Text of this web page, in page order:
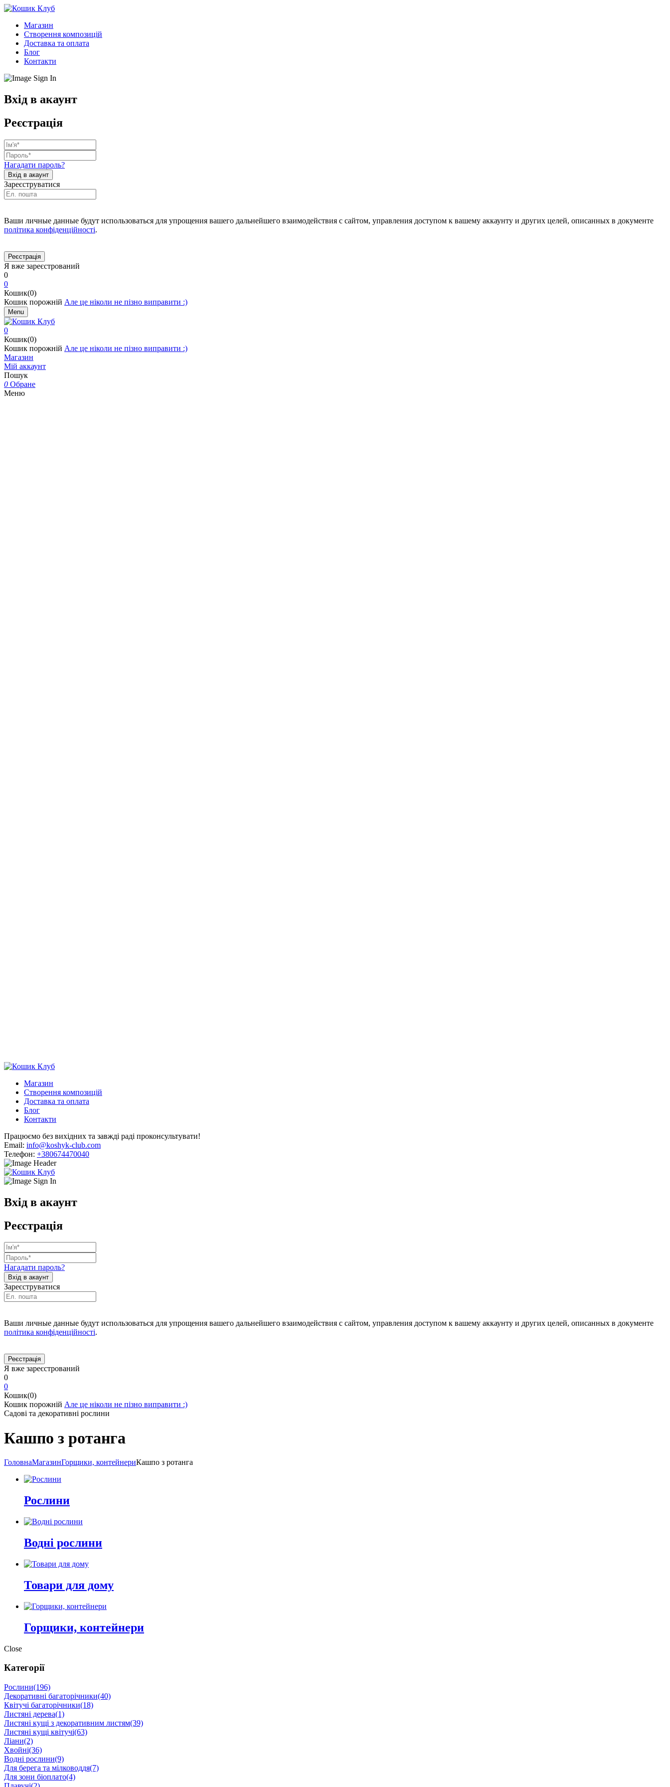
Магазин
Створення композицій
Доставка та оплата
Блог
Контакти
Вхід в акаунт
Реєстрація
Нагадати пароль?
Зареєструватися
Ваши личные данные будут использоваться для упрощения вашего дальнейшего взаимодействия с сайтом, управления доступом к вашему аккаунту и других целей, описанных в документе
політика конфіденційності.
Я вже зареєстрований
0
0
Кошик(0)
Кошик порожній Але це ніколи не пізно виправити :)
Menu
0
Кошик(0)
Кошик порожній Але це ніколи не пізно виправити :)
Магазин
Мій аккаунт
Пошук
0 Обране
Меню
Магазин
Створення композицій
Доставка та оплата
Блог
Контакти
Працюємо без вихідних та завжді раді проконсультувати!
Email: info@koshyk-club.com
Телефон: +380674470040
Вхід в акаунт
Реєстрація
Нагадати пароль?
Зареєструватися
Ваши личные данные будут использоваться для упрощения вашего дальнейшего взаимодействия с сайтом, управления доступом к вашему аккаунту и других целей, описанных в документе
політика конфіденційності.
Я вже зареєстрований
0
0
Кошик(0)
Кошик порожній Але це ніколи не пізно виправити :)
Садові та декоративні рослини
Кашпо з ротанга
ГоловнаМагазинГорщики, контейнериКашпо з ротанга
Рослини
Водні рослини
Товари для дому
Горщики, контейнери
Close
Категорії
Рослини(196)
Декоративні багаторічники(40)
Квітучі багаторічники(18)
Листяні дерева(1)
Листяні кущі з декоративним листям(39)
Листяні кущі квітучі(63)
Ліани(2)
Хвойні(36)
Водні рослини(9)
Для берега та мілководдя(7)
Для зони біоплато(4)